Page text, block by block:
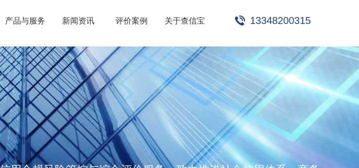
产品与服务 新闻资讯 评价案例 关于查信宝 13348200315